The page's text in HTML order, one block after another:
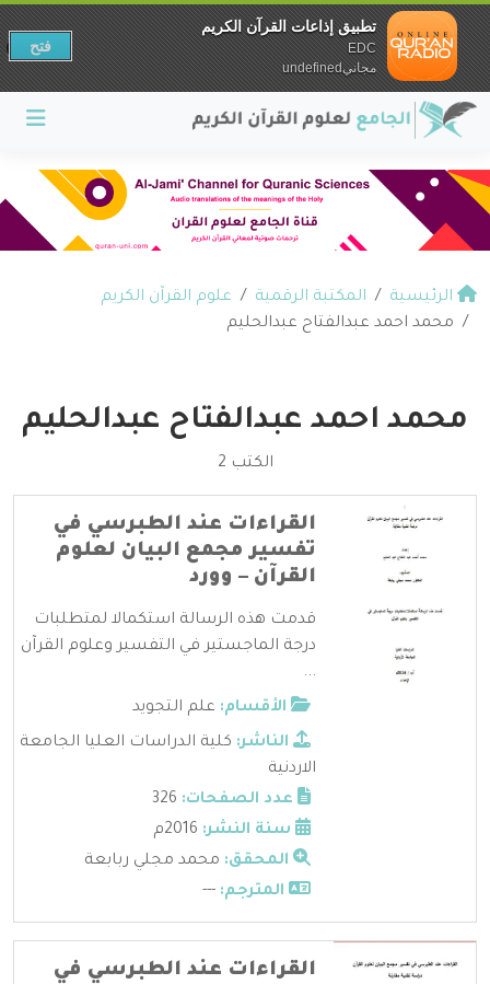
الرئيسية المكتبة الرقمية
علوم القرآن الكريم
محمد احمد عبدالفتاح عبدالحليم
محمد احمد عبدالفتاح عبدالحليم
الكتب 2
القراءات عند الطبرسي في
تفسير مجمع البيان لعلوم
القرآن – وورد
قدمت هذه الرسالة استكمالا لمتطلبات
درجة الماجستير في التفسير وعلوم القرآن
...
الأقسام: علم التجويد
الناشر: كلية الدراسات العليا الجامعة
الاردنية
عدد الصفحات:
سنة النشر:
المحقق: محمد مجلي ربابعة
المترجم: ---
القراءات عند الطبرسي في
تطبيق إذاعات القرآن الكريم
EDC
مجانيundefined
فتح